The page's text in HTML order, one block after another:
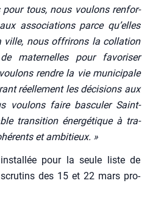
pour tous, nous vou­lons ren­for­
asso­cia­tions parce qu’elles
nous offri­rons la col­la­tion
mater­nelles pour favo­ri­ser
rendre la vie muni­ci­pale
réel­le­ment les déci­sions aux
vou­lons faire bas­cu­ler Saint-
tran­si­tion éner­gé­tique à tra­
et ambi­tieux. »
pour la seule liste de
des 15 et 22 mars pro­